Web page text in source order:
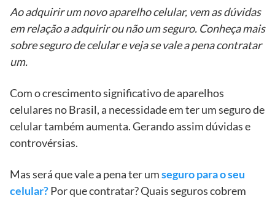
Ao adquirir um novo aparelho celular, vem as dúvidas
em relação a adquirir ou não um seguro. Conheça mais
sobre seguro de celular e veja se vale a pena contratar
um.
Com o crescimento significativo de aparelhos
celulares no Brasil, a necessidade em ter um seguro de
celular também aumenta. Gerando assim dúvidas e
controvérsias.
Mas será que vale a pena ter umseguro para o seu
celular?Por que contratar? Quais seguros cobrem